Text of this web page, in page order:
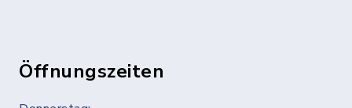
Öffnungszeiten